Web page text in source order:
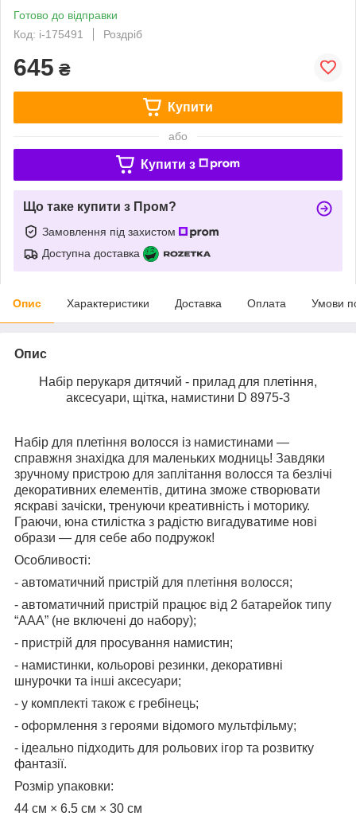
Готово до відправки
Код: i-175491
Роздріб
645 ₴
Купити
або
Купити з
Що таке купити з Пром?
Замовлення під захистом
Доступна доставка
Опис Характеристики Доставка Оплата Умови
Опис
Набір перукаря дитячий - прилад для плетіння,
аксесуари, щітка, намистини D 8975-3
Набір для плетіння волосся із намистинами —
справжня знахідка для маленьких модниць! Завдяки
зручному пристрою для заплітання волосся та безлічі
декоративних елементів, дитина зможе створювати
яскраві зачіски, тренуючи креативність і моторику.
Граючи, юна стилістка з радістю вигадуватиме нові
образи — для себе або подружок!
Особливості:
- автоматичний пристрій для плетіння волосся;
- автоматичний пристрій працює від 2 батарейок типу
“ААА” (не включені до набору);
- пристрій для просування намистин;
- намистинки, кольорові резинки, декоративні
шнурочки та інші аксесуари;
- у комплекті також є гребінець;
- оформлення з героями відомого мультфільму;
- ідеально підходить для рольових ігор та розвитку
фантазії.
Розмір упаковки:
44 см × 6.5 см × 30 см